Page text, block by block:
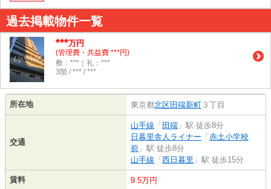
過去掲載物件一覧
***万円
(管理費・共益費 ***円)
敷：***｜礼：***
3階 / *** / ***
所在地 東京都北区田端新町 ３丁目
交通
山手線 「 田端 」駅 徒歩8分
日暮里舎人ライナー 「 赤土小学校
前 」駅 徒歩8分
山手線 「 西日暮里 」駅 徒歩15分
賃料 9.5万円